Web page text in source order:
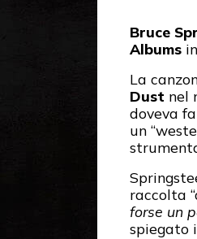
Bruce
Albums
La
Dust nel
doveva
un
raccolta
forse un
spiegato